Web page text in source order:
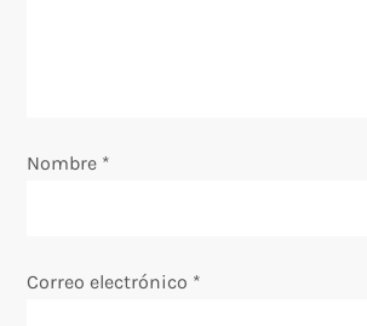
n
r
Nombre *
Correo electrónico *